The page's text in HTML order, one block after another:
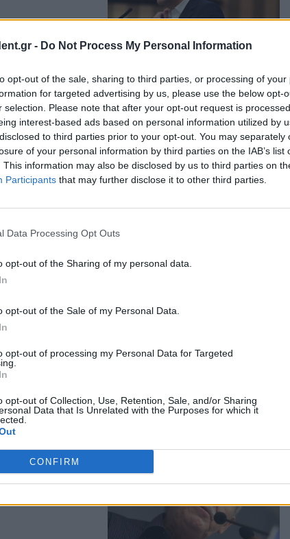
- Do Not Process My Personal Information
opt-out of the sale, sharing to third parties, or processing of your
for targeted advertising by us, please use the below opt-
selection. Please note that after your opt-out request is
interest-based ads based on personal information utilized by
to third parties prior to your opt-out. You may separately
of your personal information by third parties on the IAB’s list
This information may also be disclosed by us to third parties on
Participants that may further disclose it to other third parties.
Data Processing Opt Outs
opt-out of the Sharing of my personal data.
opt-out of the Sale of my Personal Data.
opt-out of processing my Personal Data for Targeted
opt-out of Collection, Use, Retention, Sale, and/or Sharing
Data that Is Unrelated with the Purposes for which it
CONFIRM
της Ελλάδας στην
Όλγα
εποπτείας
στο Eurogroup
στην
πρόσφατη συμφωνία
να
ως "κεντροαριστερές",
να πάρουν τις αποφάσεις